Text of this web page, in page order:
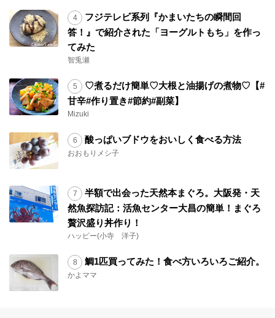
フジテレビ系列『かまいたちの瞬間回
答！』で紹介された「ヨーグルトもち」を作っ
てみた
智兎瀬
♡煮るだけ簡単♡大根と油揚げの煮物♡【#
甘辛#作り置き#節約#副菜】
Mizuki
酸っぱいブドウをおいしく食べる方法
おおもりメシ子
半額で出会った天然本まぐろ。大阪発・天
然魚探訪記：活魚センター大昌の簡単！まぐろ
贅沢盛り丼作り！
ハッピー(小寺 洋子)
鯛1匹買ってみた！食べ方いろいろご紹介。
かよママ